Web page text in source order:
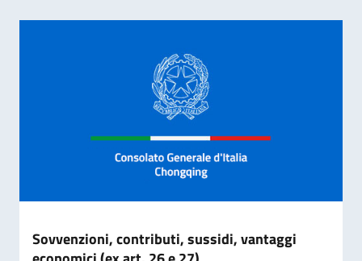
Sovvenzioni, contributi, sussidi, vantaggi